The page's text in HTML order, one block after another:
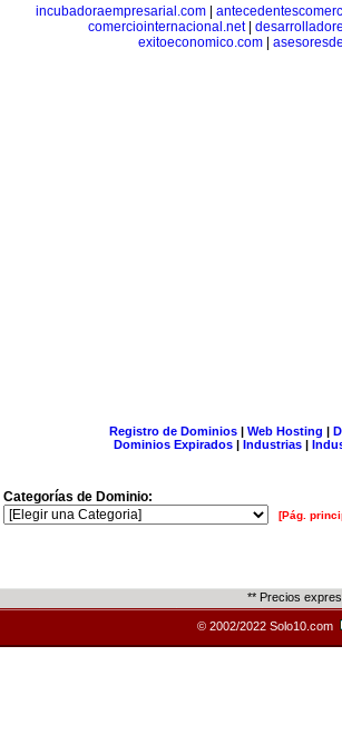
incubadoraempresarial.com
comerciointernacional.net|
exitoeconomico.com|
Registro de Dominios| Web Hosting |
Dominios Expirados | Industrias |
Categorías de Dominio:
[Pág.
** Precios
© 2002/2022 Solo10.com